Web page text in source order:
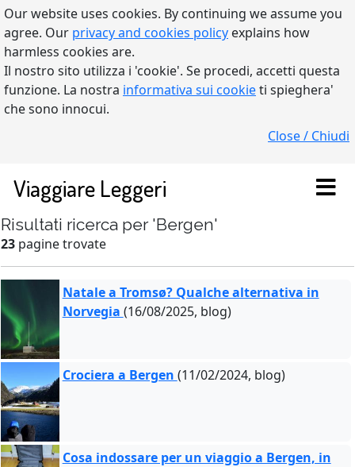
Our website uses cookies. By continuing we assume you
agree. Our privacy and cookies policy explains how
harmless cookies are.
Il nostro sito utilizza i 'cookie'. Se procedi, accetti questa
funzione. La nostra informativa sui cookieti spieghera'
che sono innocui.
Close / Chiudi
Viaggiare Leggeri
Risultati ricerca per 'Bergen'
23 pagine trovate
Natale a Tromsø? Qualche alternativa in
Norvegia (16/08/2025, blog)
Crociera a Bergen (11/02/2024, blog)
Cosa indossare per un viaggio a Bergen, in